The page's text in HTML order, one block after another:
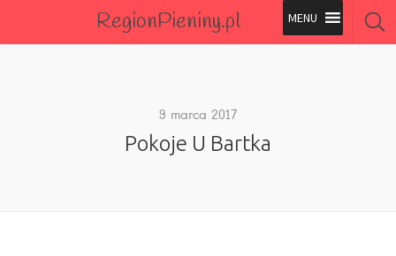
RegionPieniny.pl
Wszystkie Obiekty
9 marca 2017
Pokoje U Bartka